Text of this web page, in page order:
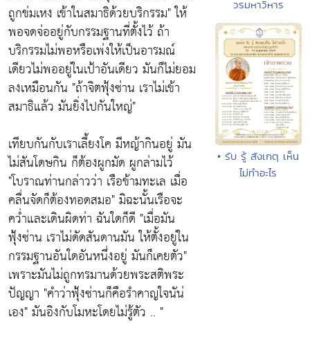
ถูกข่มเหง เข้าในสมาธิด้วยบริกรรม" ให้
พอจดจ่ออยู่กับกรรมฐานที่ตั้งไว้ ถ้า
บริกรรมไม่พอหรือเพ่งให้เป็นอารมณ์
เดียวไม่พออยู่ในเป้าอันเดียว มันก็ไม่ยอม
ลงเหมือนกัน "ถ้าจิตฟุ้งซ่าน เราไม่เข้า
สมาธิแล้ว มันยิ่งไปกันใหญ่"
เทียบกันกับเราเลี้ยงโค มีหญ้ากินอยู่ มัน
ไม่สันโดษกิน ก็ต้องผูกมัด ผูกล่ามไว้
"โบราณท่านกล่าวว่า เรือข้ามทะเล เมื่อ
คลื่นจัดก็ต้องทอดสมอ" มิฉะนั้นเรือจะ
คว่ำและเดินผิดท่า ฉันใดก็ดี "เมื่อมัน
ฟุ้งซ่าน เราไม่ดัดสันดานมัน ให้ตั้งอยู่ใน
กรรมฐานอันใดอันหนึ่งอยู่ มันก็เคยตัว"
เพราะมันไม่ถูกทรมานด้วยพระสติพระ
ปัญญา "คำว่าฟุ้งซ่านก็คือรำคาญใจนัน่
เอง" มันอิงกับโมหะโดยไม่รู้ตัว .. "
วรมหาวิหาร
• รับ รู้ สังเกตุ เห็น
ไม่ทำอะไร